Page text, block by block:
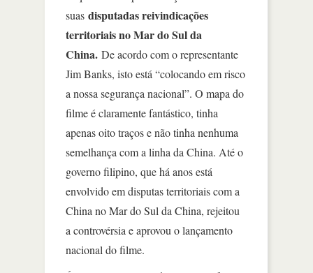
suas disputadas reivindicações
territoriais no Mar do Sul da
China. De acordo com o representante
Jim Banks, isto está “colocando em risco
a nossa segurança nacional”. O mapa do
filme é claramente fantástico, tinha
apenas oito traços e não tinha nenhuma
semelhança com a linha da China. Até o
governo filipino, que há anos está
envolvido em disputas territoriais com a
China no Mar do Sul da China, rejeitou
a controvérsia e aprovou o lançamento
nacional do filme.